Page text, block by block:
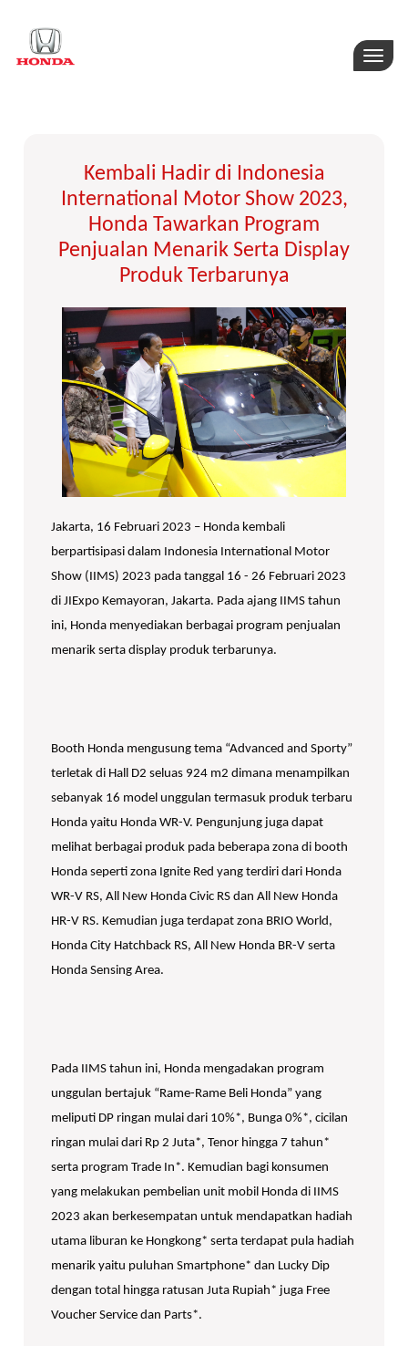
Toggle
Kembali Hadir di Indonesia
International Motor Show 2023,
Honda Tawarkan Program
Penjualan Menarik Serta Display
Produk Terbarunya
Jakarta, 16 Februari 2023 – Honda kembali
berpartisipasi dalam Indonesia International Motor
Show (IIMS) 2023 pada tanggal 16 - 26 Februari 2023
di JIExpo Kemayoran, Jakarta. Pada ajang IIMS tahun
ini, Honda menyediakan berbagai program penjualan
menarik serta display produk terbarunya.
Booth Honda mengusung tema “Advanced and Sporty”
terletak di Hall D2 seluas 924 m2 dimana menampilkan
sebanyak 16 model unggulan termasuk produk terbaru
Honda yaitu Honda WR-V. Pengunjung juga dapat
melihat berbagai produk pada beberapa zona di booth
Honda seperti zona Ignite Red yang terdiri dari Honda
WR-V RS, All New Honda Civic RS dan All New Honda
HR-V RS. Kemudian juga terdapat zona BRIO World,
Honda City Hatchback RS, All New Honda BR-V serta
Honda Sensing Area.
Pada IIMS tahun ini, Honda mengadakan program
unggulan bertajuk “Rame-Rame Beli Honda” yang
meliputi DP ringan mulai dari 10%*, Bunga 0%*, cicilan
ringan mulai dari Rp 2 Juta*, Tenor hingga 7 tahun*
serta program Trade In*. Kemudian bagi konsumen
yang melakukan pembelian unit mobil Honda di IIMS
2023 akan berkesempatan untuk mendapatkan hadiah
utama liburan ke Hongkong* serta terdapat pula hadiah
menarik yaitu puluhan Smartphone* dan Lucky Dip
dengan total hingga ratusan Juta Rupiah* juga Free
Voucher Service dan Parts*.